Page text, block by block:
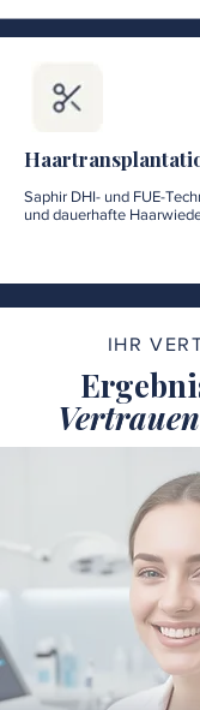
Saphir DHI- und FUE-
und dauerhafte
IHR